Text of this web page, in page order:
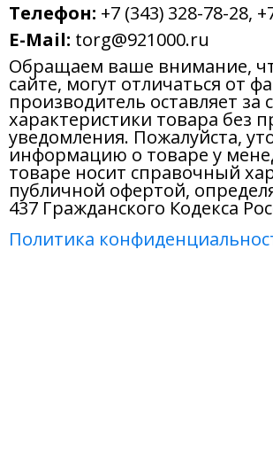
Телефон: +7 (343) 328-78-28,
E-Mail: torg@921000.ru
Обращаем ваше внимание,
сайте, могут отличаться от
производитель оставляет
характеристики товара без
уведомления. Пожалуйста,
информацию о товаре у
товаре носит справочный
публичной офертой,
437 Гражданского Кодекса
Политика